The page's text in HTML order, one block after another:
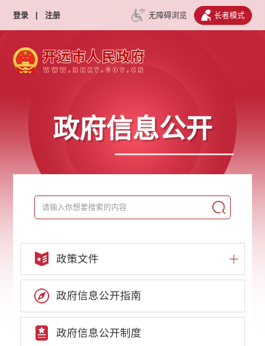
登录 | 注册 无障碍浏览 长者模式
政府信息公开
政策文件
政府信息公开指南
政府信息公开制度